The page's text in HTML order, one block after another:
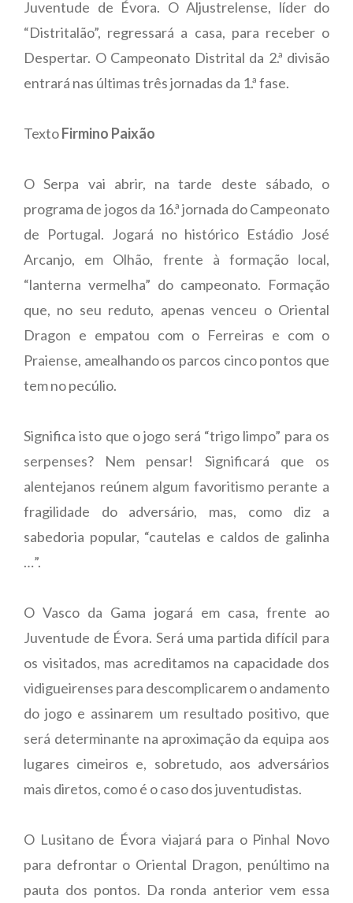
Juventude de Évora. O Aljustrelense, líder do
“Distritalão”, regressará a casa, para receber o
Despertar. O Campeonato Distrital da 2.ª divisão
entrará nas últimas três jornadas da 1.ª fase.
TextoFirmino Paixão
O Serpa vai abrir, na tarde deste sábado, o
programa de jogos da 16.ª jornada do Campeonato
de Portugal. Jogará no histórico Estádio José
Arcanjo, em Olhão, frente à formação local,
“lanterna vermelha” do campeonato. Formação
que, no seu reduto, apenas venceu o Oriental
Dragon e empatou com o Ferreiras e com o
Praiense, amealhando os parcos cinco pontos que
tem no pecúlio.
Significa isto que o jogo será “trigo limpo” para os
serpenses? Nem pensar! Significará que os
alentejanos reúnem algum favoritismo perante a
fragilidade do adversário, mas, como diz a
sabedoria popular, “cautelas e caldos de galinha
…”.
O Vasco da Gama jogará em casa, frente ao
Juventude de Évora. Será uma partida difícil para
os visitados, mas acreditamos na capacidade dos
vidigueirenses para descomplicarem o andamento
do jogo e assinarem um resultado positivo, que
será determinante na aproximação da equipa aos
lugares cimeiros e, sobretudo, aos adversários
mais diretos, como é o caso dos juventudistas.
O Lusitano de Évora viajará para o Pinhal Novo
para defrontar o Oriental Dragon, penúltimo na
pauta dos pontos. Da ronda anterior vem essa